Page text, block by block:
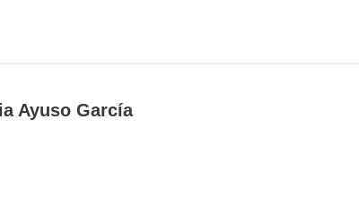
Ayuso García